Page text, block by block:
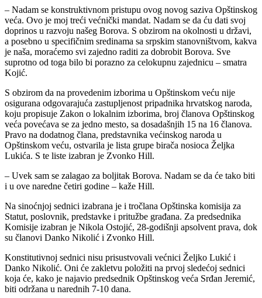
– Nadam se konstruktivnom pristupu ovog novog saziva Opštinskog
veća. Ovo je moj treći većnički mandat. Nadam se da ću dati svoj
doprinos u razvoju našeg Borova. S obzirom na okolnosti u državi,
a posebno u specifičnim sredinama sa srpskim stanovništvom, kakva
je naša, moraćemo svi zajedno raditi za dobrobit Borova. Sve
suprotno od toga bilo bi porazno za celokupnu zajednicu – smatra
Kojić.
S obzirom da na provedenim izborima u Opštinskom veću nije
osigurana odgovarajuća zastupljenost pripadnika hrvatskog naroda,
koju propisuje Zakon o lokalnim izborima, broj članova Opštinskog
veća povećava se za jedno mesto, sa dosadašnjih 15 na 16 članova.
Pravo na dodatnog člana, predstavnika većinskog naroda u
Opštinskom veću, ostvarila je lista grupe birača nosioca Željka
Lukića. S te liste izabran je Zvonko Hill.
– Uvek sam se zalagao za boljitak Borova. Nadam se da će tako biti
i u ove naredne četiri godine – kaže Hill.
Na sinoćnjoj sednici izabrana je i tročlana Opštinska komisija za
Statut, poslovnik, predstavke i pritužbe građana. Za predsednika
Komisije izabran je Nikola Ostojić, 28-godišnji apsolvent prava, dok
su članovi Danko Nikolić i Zvonko Hill.
Konstitutivnoj sednici nisu prisustvovali većnici Željko Lukić i
Danko Nikolić. Oni će zakletvu položiti na prvoj sledećoj sednici
koja će, kako je najavio predsednik Opštinskog veća Srđan Jeremić,
biti održana u narednih 7-10 dana.